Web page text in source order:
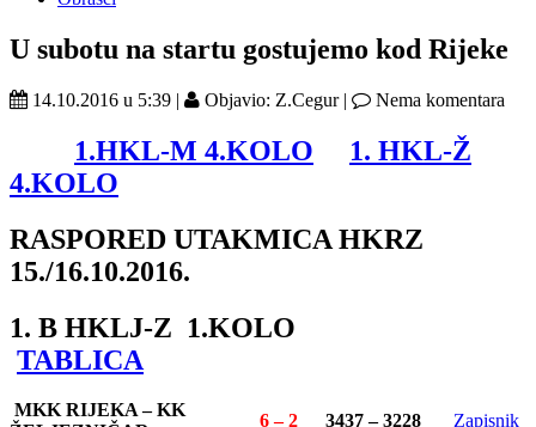
U subotu na startu gostujemo kod Rijeke
14.10.2016 u 5:39 | Objavio: Z.Cegur | Nema komentara
1.HKL-M 4.KOLO
1. HKL-Ž
4.KOLO
RASPORED UTAKMICA HKRZ
15./16.10.2016.
1. B HKLJ-Z 1.KOLO
TABLICA
MKK RIJEKA – KK
6 – 2 3437 – 3228
Zapisnik